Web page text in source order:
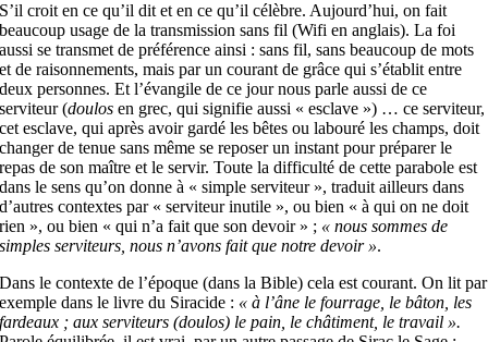
S’il croit en ce qu’il dit et en ce qu’il célèbre. Aujourd’hui, on fait
beaucoup usage de la transmission sans fil (Wifi en anglais). La foi
aussi se transmet de préférence ainsi : sans fil, sans beaucoup de mots
et de raisonnements, mais par un courant de grâce qui s’établit entre
deux personnes. Et l’évangile de ce jour nous parle aussi de ce
serviteur (doulos en grec, qui signifie aussi « esclave ») … ce serviteur,
cet esclave, qui après avoir gardé les bêtes ou labouré les champs, doit
changer de tenue sans même se reposer un instant pour préparer le
repas de son maître et le servir. Toute la difficulté de cette parabole est
dans le sens qu’on donne à « simple serviteur », traduit ailleurs dans
d’autres contextes par « serviteur inutile », ou bien « à qui on ne doit
rien », ou bien « qui n’a fait que son devoir » ; « nous sommes de
simples serviteurs, nous n’avons fait que notre devoir ».
Dans le contexte de l’époque (dans la Bible) cela est courant. On lit par
exemple dans le livre du Siracide : « à l’âne le fourrage, le bâton, les
fardeaux ; aux serviteurs (doulos) le pain, le châtiment, le travail ».